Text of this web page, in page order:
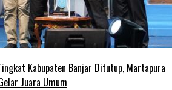
Kabupaten Banjar Ditutup, Martapura
Juara Umum